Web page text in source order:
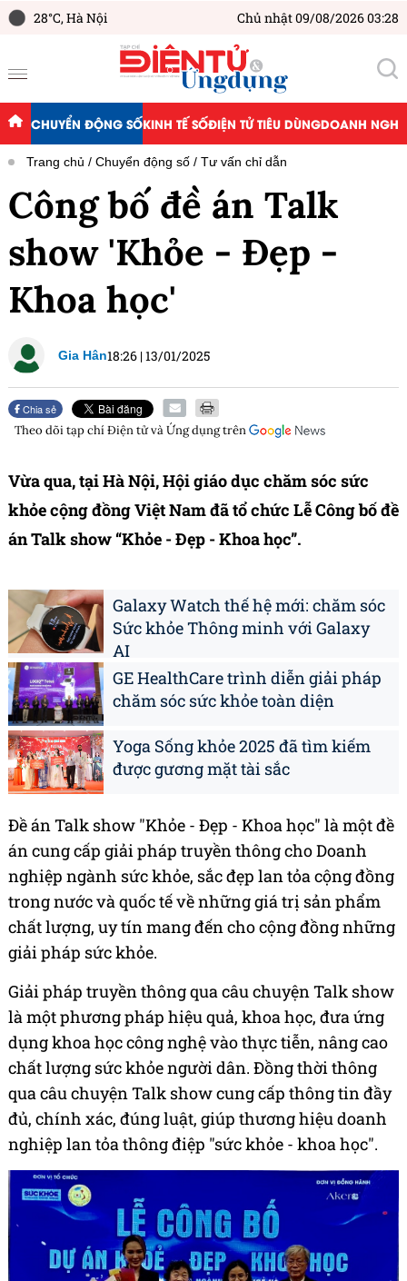
28°C,Hà Nội Chủ nhật 09/08/2026 03:28
CHUYỂN ĐỘNG SỐKINH TẾ SỐĐIỆN TỬ TIÊU DÙNGDOANH
Trang chủ Chuyển động số Tư vấn chỉ dẫn
Công bố đề án Talk
show 'Khỏe - Đẹp -
Khoa học'
Gia Hân18:26 |13/01/2025
Chia sẻ
Theo dõi tạp chíĐiện tử và Ứng dụngtrên
Vừa qua, tại Hà Nội, Hội giáo dục chăm sóc sức
khỏe cộng đồng Việt Nam đã tổ chức Lễ Công bố đề
án Talk show “Khỏe - Đẹp - Khoa học”.
Galaxy Watch thế hệ mới: chăm sóc
Sức khỏe Thông minh với Galaxy
AI
GE HealthCare trình diễn giải pháp
chăm sóc sức khỏe toàn diện
Yoga Sống khỏe 2025 đã tìm kiếm
được gương mặt tài sắc
Đề án Talk show "Khỏe - Đẹp - Khoa học" là một đề
án cung cấp giải pháp truyền thông cho Doanh
nghiệp ngành sức khỏe, sắc đẹp lan tỏa cộng đồng
trong nước và quốc tế về những giá trị sản phẩm
chất lượng, uy tín mang đến cho cộng đồng những
giải pháp sức khỏe.
Giải pháp truyền thông qua câu chuyện Talk show
là một phương pháp hiệu quả, khoa học, đưa ứng
dụng khoa học công nghệ vào thực tiễn, nâng cao
chất lượng sức khỏe người dân. Đồng thời thông
qua câu chuyện Talk show cung cấp thông tin đầy
đủ, chính xác, đúng luật, giúp thương hiệu doanh
nghiệp lan tỏa thông điệp "sức khỏe - khoa học".